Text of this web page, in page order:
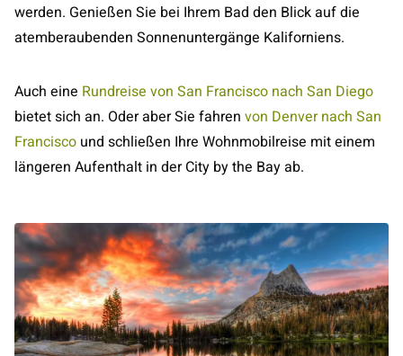
werden. Genießen Sie bei Ihrem Bad den Blick auf die
atemberaubenden Sonnenuntergänge Kaliforniens.
Auch eine Rundreise von San Francisco nach San Diego
bietet sich an. Oder aber Sie fahren von Denver nach San
Francisco und schließen Ihre Wohnmobilreise mit einem
längeren Aufenthalt in der City by the Bay ab.